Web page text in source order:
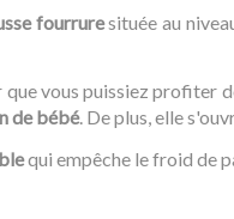
fourruresituée au
vous puissiez profiter
de bébé. De plus, elle
qui empêche le froid de